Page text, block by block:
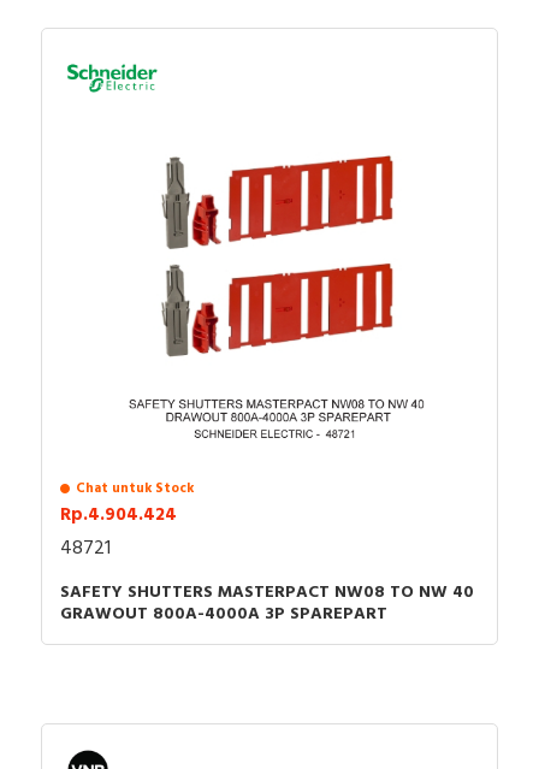
Chat untuk Stock
Rp.4.904.424
48721
SAFETY SHUTTERS MASTERPACT NW08 TO NW 40
GRAWOUT 800A-4000A 3P SPAREPART